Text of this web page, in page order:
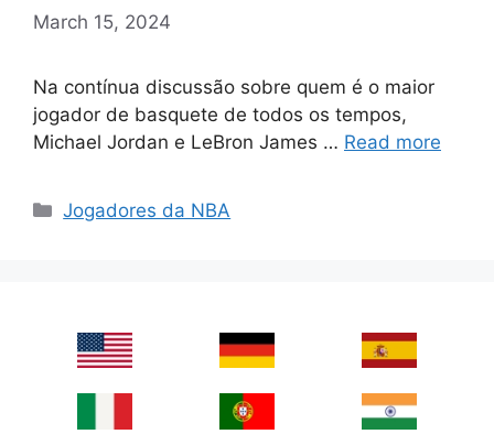
March 15, 2024
Na contínua discussão sobre quem é o maior
jogador de basquete de todos os tempos,
Michael Jordan e LeBron James … Read more
Categories
Jogadores da NBA